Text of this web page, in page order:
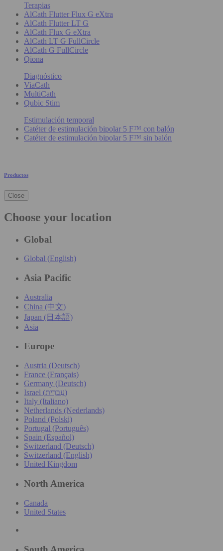
Terapias
AlCath Flutter Flux G eXtra
AlCath Flutter LT G
AlCath Flux G eXtra
AlCath LT G FullCircle
AlCath G FullCircle
Qiona
Diagnóstico
ViaCath
MultiCath
Qubic Stim
Estimulación temporal
Catéter de estimulación bipolar 5 F™ con balón
Catéter de estimulación bipolar 5 F™ sin balón
Productos
Close
Choose your location
Global
Global (English)
Asia Pacific
Australia
China (中文)
Japan (日本語)
Asia
Europe
Austria (Deutsch)
France (Français)
Germany (Deutsch)
Israel (עִברִית)
Italy (Italiano)
Netherlands (Nederlands)
Poland (Polski)
Portugal (Português)
Spain (Español)
Switzerland (Deutsch)
Switzerland (English)
United Kingdom
North America
Canada
United States